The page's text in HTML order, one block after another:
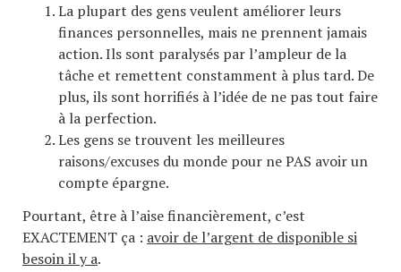
La plupart des gens veulent améliorer leurs
finances personnelles, mais ne prennent jamais
action. Ils sont paralysés par l’ampleur de la
tâche et remettent constamment à plus tard. De
plus, ils sont horrifiés à l’idée de ne pas tout faire
à la perfection.
Les gens se trouvent les meilleures
raisons/excuses du monde pour ne PAS avoir un
compte épargne.
Pourtant, être à l’aise financièrement, c’est
EXACTEMENT ça : avoir de l’argent de disponible si
besoin il y a.